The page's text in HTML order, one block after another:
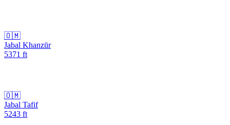
🇴🇲
Jabal Khanzūr
5371 ft
🇴🇲
Jabal Tafif
5243 ft